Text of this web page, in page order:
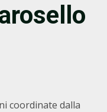
coordinate dalla